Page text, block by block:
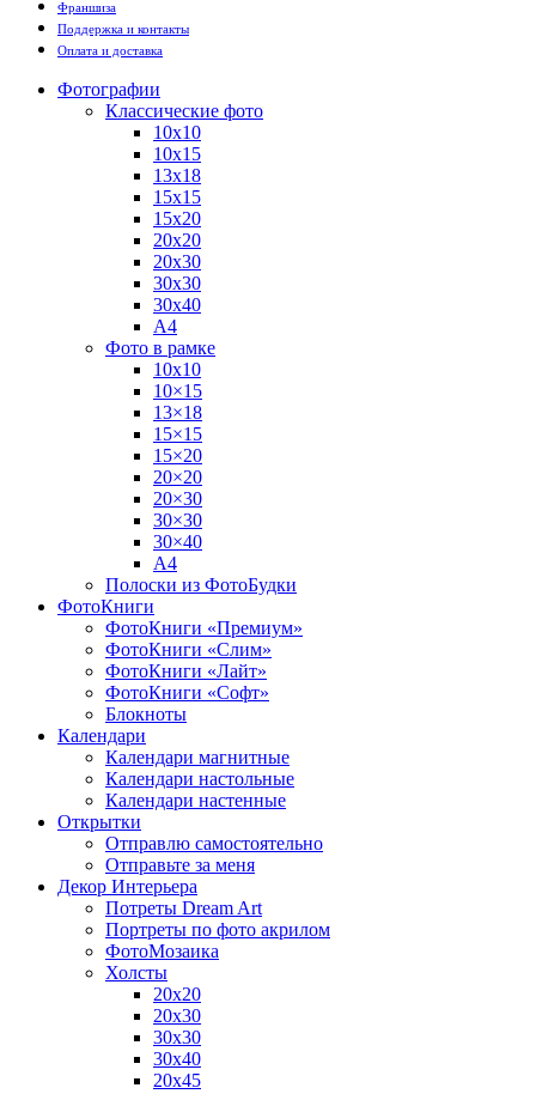
Франшиза
Поддержка и контакты
Оплата и доставка
Фотографии
Классические фото
10х10
10х15
13х18
15х15
15х20
20х20
20х30
30х30
30х40
А4
Фото в рамке
10х10
10×15
13×18
15×15
15×20
20×20
20×30
30×30
30×40
A4
Полоски из ФотоБудки
ФотоКниги
ФотоКниги «Премиум»
ФотоКниги «Слим»
ФотоКниги «Лайт»
ФотоКниги «Софт»
Блокноты
Календари
Календари магнитные
Календари настольные
Календари настенные
Открытки
Отправлю самостоятельно
Отправьте за меня
Декор Интерьера
Потреты Dream Art
Портреты по фото акрилом
ФотоМозаика
Холсты
20х20
20х30
30х30
30х40
20х45